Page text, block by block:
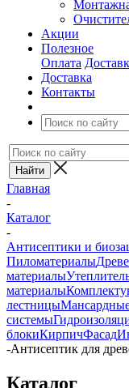
Акции
Полезное
Оплата
Доставка
Контакты
Главная
-
Каталог
-
Антисептики и
Пиломатериалы
материалы
материалы
лестницы
системы
блокиКирпичФасад
-Антисептик для
Каталог